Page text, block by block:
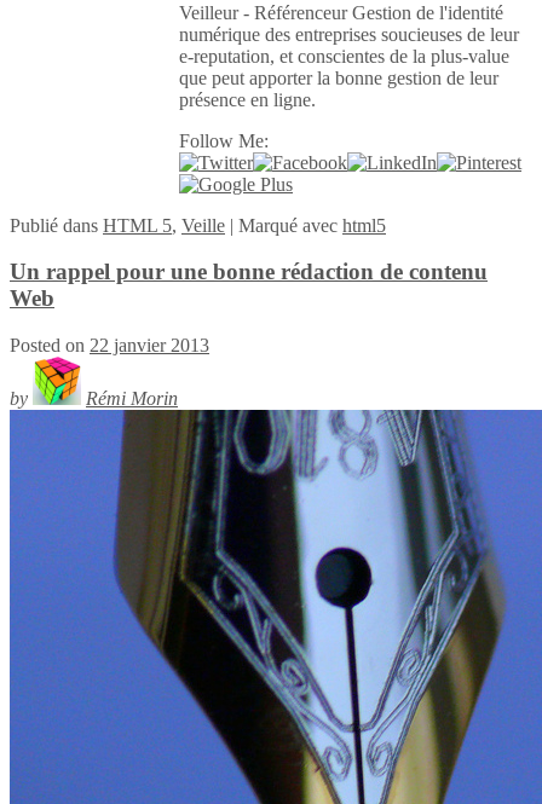
Veilleur - Référenceur Gestion de l'identité
numérique des entreprises soucieuses de leur
e-reputation, et conscientes de la plus-value
que peut apporter la bonne gestion de leur
présence en ligne.
Follow Me:
Publié dans HTML 5, Veille | Marqué avec html5
Un rappel pour une bonne rédaction de contenu
Web
Posted on 22 janvier 2013
by Rémi Morin